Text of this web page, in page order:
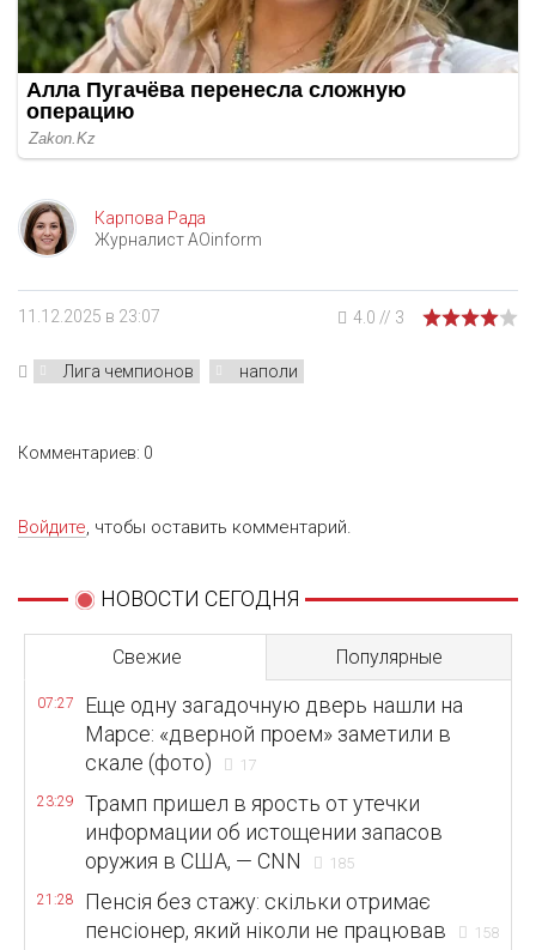
Карпова Рада
Журналист AOinform
11.12.2025 в 23:07 4.0 // 3
Лига чемпионов наполи
Комментариев: 0
Войдите, чтобы оставить комментарий.
НОВОСТИ СЕГОДНЯ
Свежие Популярные
07:27
Еще одну загадочную дверь нашли на
Марсе: «дверной проем» заметили в
скале (фото)
17
23:29
Трамп пришел в ярость от утечки
информации об истощении запасов
оружия в США, — CNN
185
21:28
Пенсія без стажу: скільки отримає
пенсіонер, який ніколи не працював
158